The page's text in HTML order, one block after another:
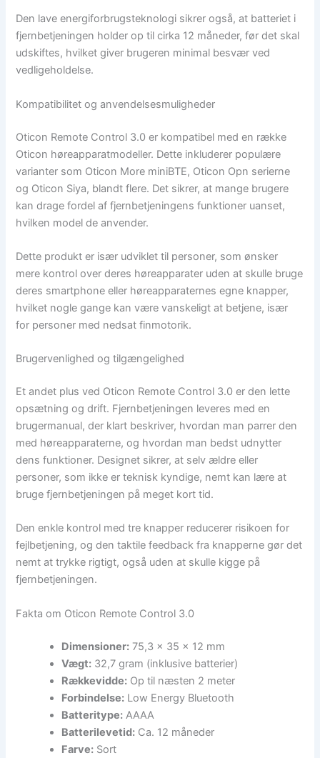
Den lave energiforbrugsteknologi sikrer også, at batteriet i
fjernbetjeningen holder op til cirka 12 måneder, før det skal
udskiftes, hvilket giver brugeren minimal besvær ved
vedligeholdelse.
Kompatibilitet og anvendelsesmuligheder
Oticon Remote Control 3.0 er kompatibel med en række
Oticon høreapparatmodeller. Dette inkluderer populære
varianter som Oticon More miniBTE, Oticon Opn serierne
og Oticon Siya, blandt flere. Det sikrer, at mange brugere
kan drage fordel af fjernbetjeningens funktioner uanset,
hvilken model de anvender.
Dette produkt er især udviklet til personer, som ønsker
mere kontrol over deres høreapparater uden at skulle bruge
deres smartphone eller høreapparaternes egne knapper,
hvilket nogle gange kan være vanskeligt at betjene, især
for personer med nedsat finmotorik.
Brugervenlighed og tilgængelighed
Et andet plus ved Oticon Remote Control 3.0 er den lette
opsætning og drift. Fjernbetjeningen leveres med en
brugermanual, der klart beskriver, hvordan man parrer den
med høreapparaterne, og hvordan man bedst udnytter
dens funktioner. Designet sikrer, at selv ældre eller
personer, som ikke er teknisk kyndige, nemt kan lære at
bruge fjernbetjeningen på meget kort tid.
Den enkle kontrol med tre knapper reducerer risikoen for
fejlbetjening, og den taktile feedback fra knapperne gør det
nemt at trykke rigtigt, også uden at skulle kigge på
fjernbetjeningen.
Fakta om Oticon Remote Control 3.0
Dimensioner: 75,3 x 35 x 12 mm
Vægt: 32,7 gram (inklusive batterier)
Rækkevidde: Op til næsten 2 meter
Forbindelse: Low Energy Bluetooth
Batteritype: AAAA
Batterilevetid: Ca. 12 måneder
Farve: Sort